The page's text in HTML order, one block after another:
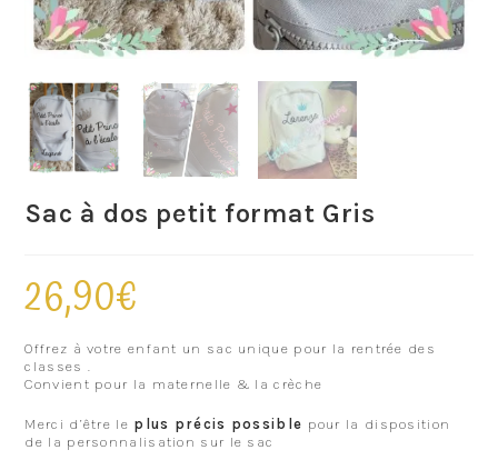
Sac à dos petit format Gris
26,90€
Offrez à votre enfant un sac unique pour la rentrée des
classes .
Convient pour la maternelle & la crèche
Merci d’être le plus précis possible pour la disposition
de la personnalisation sur le sac